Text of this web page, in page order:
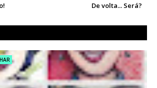
De volta... Será?